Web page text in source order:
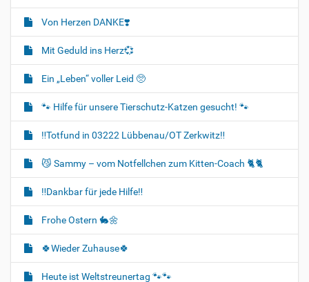
Von Herzen DANKE❣️
Mit Geduld ins Herz💞
Ein „Leben“ voller Leid 🥺
🐾 Hilfe für unsere Tierschutz-Katzen gesucht! 🐾
‼️Totfund in 03222 Lübbenau/OT Zerkwitz‼️
😼 Sammy – vom Notfellchen zum Kitten-Coach 🐈🐈‍
‼️Dankbar für jede Hilfe‼️
Frohe Ostern 🐇🌼
🍀Wieder Zuhause🍀
Heute ist Weltstreunertag 🐾🐾